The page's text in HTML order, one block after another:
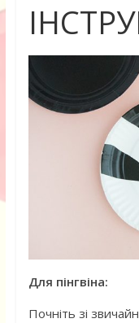
Для пінгвіна:
Почніть зі